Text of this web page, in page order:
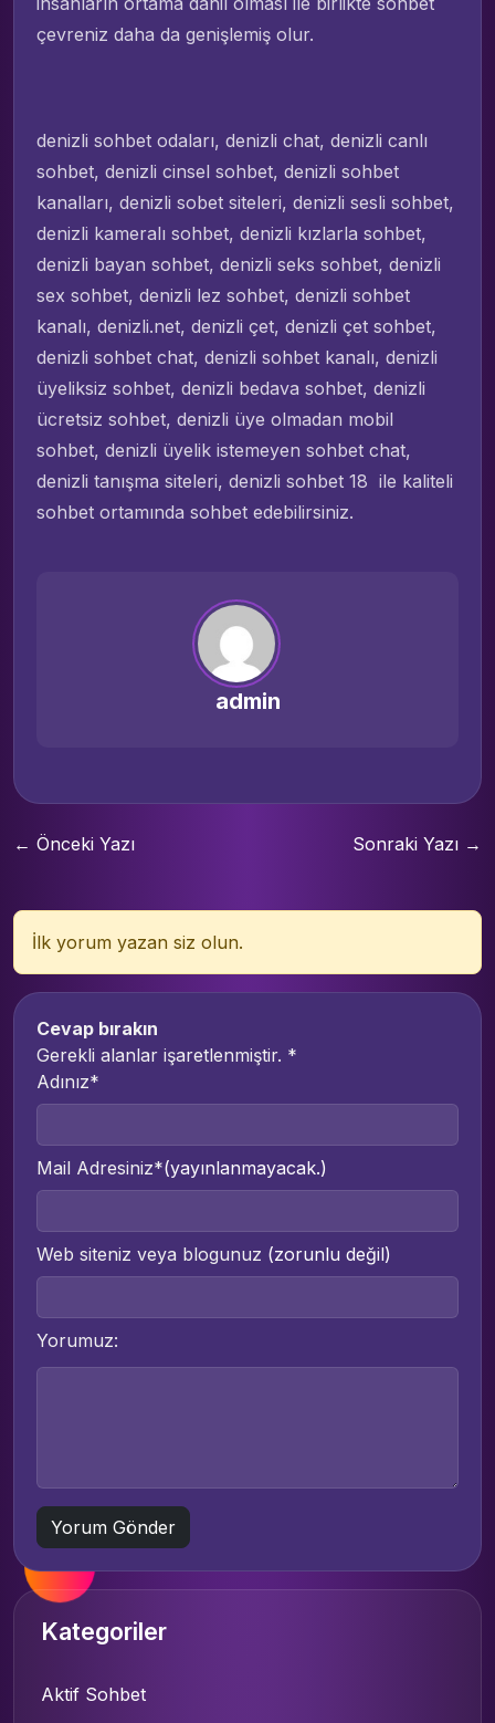
çevreniz daha da genişlemiş olur.
denizli sohbet odaları, denizli chat, denizli canlı
sohbet, denizli cinsel sohbet, denizli sohbet
kanalları, denizli sobet siteleri, denizli sesli sohbet,
denizli kameralı sohbet, denizli kızlarla sohbet,
denizli bayan sohbet, denizli seks sohbet, denizli
sex sohbet, denizli lez sohbet, denizli sohbet
kanalı, denizli.net, denizli çet, denizli çet sohbet,
denizli sohbet chat, denizli sohbet kanalı, denizli
üyeliksiz sohbet, denizli bedava sohbet, denizli
ücretsiz sohbet, denizli üye olmadan mobil
sohbet, denizli üyelik istemeyen sohbet chat,
denizli tanışma siteleri, denizli sohbet 18 ile kaliteli
sohbet ortamında sohbet edebilirsiniz.
admin
← Önceki Yazı Sonraki Yazı →
İlk yorum yazan siz olun.
Cevap bırakın
Gerekli alanlar işaretlenmiştir. *
Adınız*
Mail Adresiniz*(yayınlanmayacak.)
Web siteniz veya blogunuz (zorunlu değil)
Yorumuz:
Kategoriler
Aktif Sohbet